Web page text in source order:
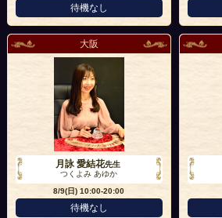
待機なし
大阪
月詠 愛結花先生
つくよみ あゆか
8/9(日)10:00-20:00
待機なし